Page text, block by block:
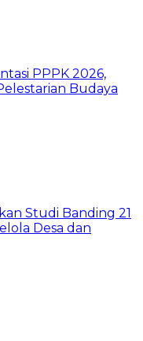
PPPK 2026,
Budaya
Studi Banding 21
Desa dan